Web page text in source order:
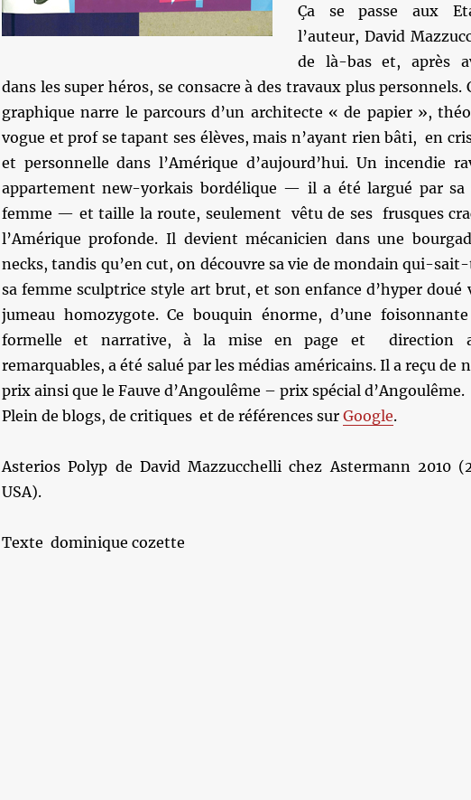
Ça se passe aux
l’auteur, David
de là-bas et, après
dans les super héros, se consacre à des travaux plus personnels.
graphique narre le parcours d’un architecte « de papier »,
vogue et prof se tapant ses élèves, mais n’ayant rien bâti, en
et personnelle dans l’Amérique d’aujourd’hui. Un incendie
appartement new-yorkais bordélique — il a été largué par sa
femme — et taille la route, seulement vêtu de ses frusques
l’Amérique profonde. Il devient mécanicien dans une
necks, tandis qu’en cut, on découvre sa vie de mondain qui-
sa femme sculptrice style art brut, et son enfance d’hyper doué
jumeau homozygote. Ce bouquin énorme, d’une foisonnante
formelle et narrative, à la mise en page et direction
remarquables, a été salué par les médias américains. Il a reçu de
prix ainsi que le Fauve d’Angoulême – prix spécial d’Angoulême.
Plein de blogs, de critiques et de références sur Google.
Asterios Polyp de David Mazzucchelli chez Astermann 2010
USA).
Texte dominique cozette